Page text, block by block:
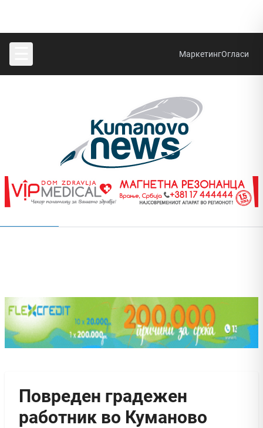
МаркетингОгласи
Повреден градежен
работник во Куманово